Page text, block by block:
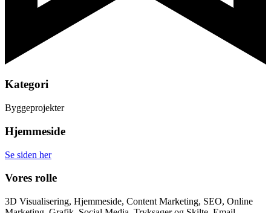
Kategori
Byggeprojekter
Hjemmeside
Se siden her
Vores rolle
3D Visualisering, Hjemmeside, Content Marketing, SEO, Online